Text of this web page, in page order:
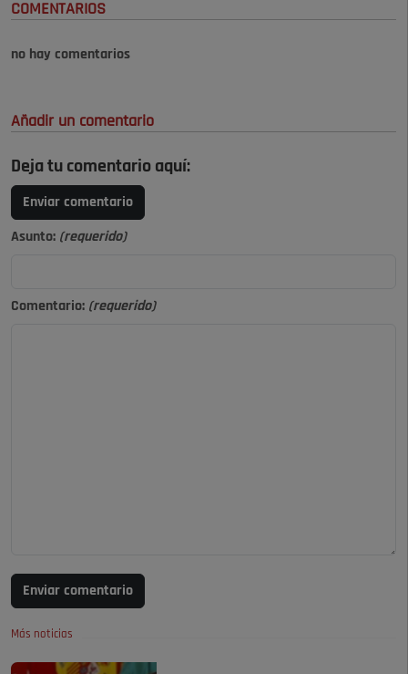
COMENTARIOS
no hay comentarios
Añadir un comentario
Deja tu comentario aquí:
Enviar comentario
Asunto: (requerido)
Comentario: (requerido)
Enviar comentario
Más noticias